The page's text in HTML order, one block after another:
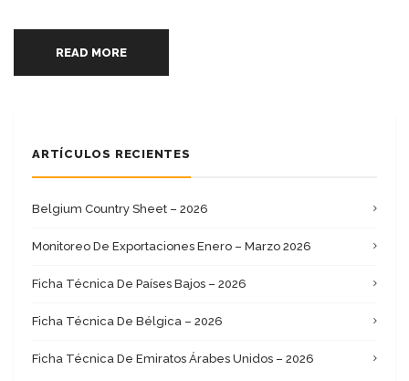
READ MORE
ARTÍCULOS RECIENTES
Belgium Country Sheet – 2026
Monitoreo De Exportaciones Enero – Marzo 2026
Ficha Técnica De Países Bajos – 2026
Ficha Técnica De Bélgica – 2026
Ficha Técnica De Emiratos Árabes Unidos – 2026